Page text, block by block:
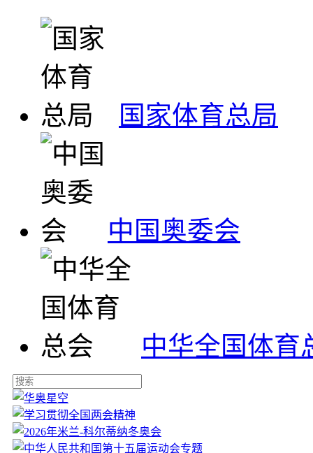
国家体育总局
中国奥委会
中华全国体育